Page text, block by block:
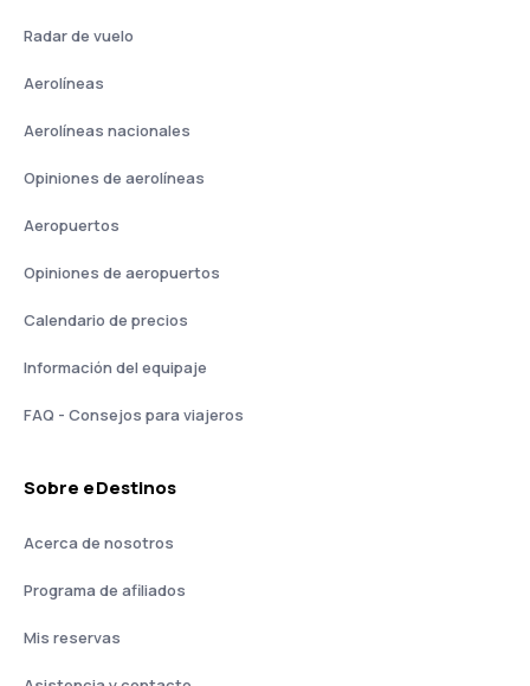
Radar de vuelo
Aerolíneas
Aerolíneas nacionales
Opiniones de aerolíneas
Aeropuertos
Opiniones de aeropuertos
Calendario de precios
Información del equipaje
FAQ - Consejos para viajeros
Sobre eDestinos
Acerca de nosotros
Programa de afiliados
Mis reservas